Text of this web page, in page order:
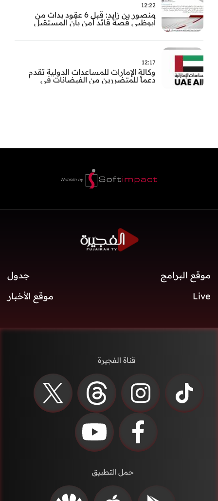
12:22
منصور بن زايد: قبل 6 عقود بدأت من
أبوظبي قصة قائد آمن بأن المستقبل
12:17
وكالة الإمارات للمساعدات الدولية تقدم
دعماً للمتضررين من الفيضانات في
موقع البرامج
جدول
Live
موقع الأخبار
قناة الفجيرة
حمل التطبيق